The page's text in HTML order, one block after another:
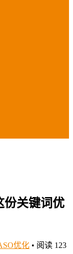
份关键词优
优化 • 阅读 123